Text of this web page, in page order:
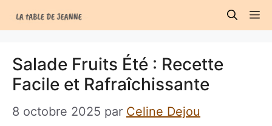
au
Salade Fruits Été : Recette
Facile et Rafraîchissante
8 octobre 2025 par Celine Dejou